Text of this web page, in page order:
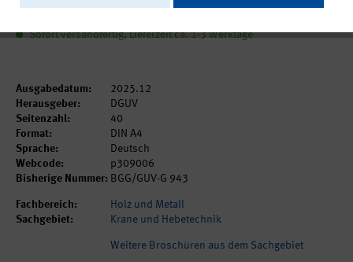
Sofort versandfertig, Lieferzeit ca. 1-3 Werktage
Ausgabedatum:
2025.12
Herausgeber:
DGUV
Seitenzahl:
40
Format:
DIN A4
Sprache:
Deutsch
Webcode:
p309006
Bisherige Nummer: BGG/GUV-G 943
Fachbereich:
Holz und Metall
Sachgebiet:
Krane und Hebetechnik
Weitere Broschüren aus dem Sachgebiet